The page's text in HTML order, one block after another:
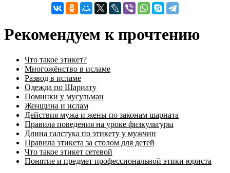
Рекомендуем к прочтению
Что такое этикет?
Многожёнство в исламе
Развод в исламе
Одежда по Шариату
Поминки у мусульман
Женщина и ислам
Действия мужа и жены по законам шариата
Правила поведения на уроке физкультуры
Длина галстука по этикету у мужчин
Правила этикета за столом для детей
Что такое этикет сетевой
Понятие и предмет профессиональной этики юриста